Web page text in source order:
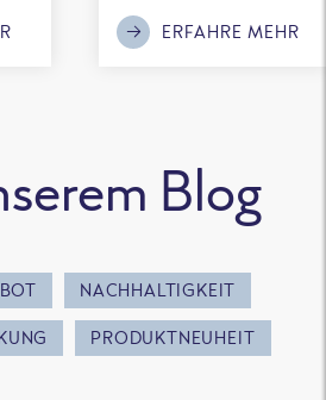
ERFAHRE MEHR
Blog
NACHHALTIGKEIT
PRODUKTNEUHEIT